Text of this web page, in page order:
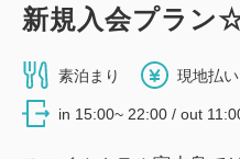
新館：和室（19平
新規入会プラ
素泊まり 現地払
in 15:00~ 22:00 / out